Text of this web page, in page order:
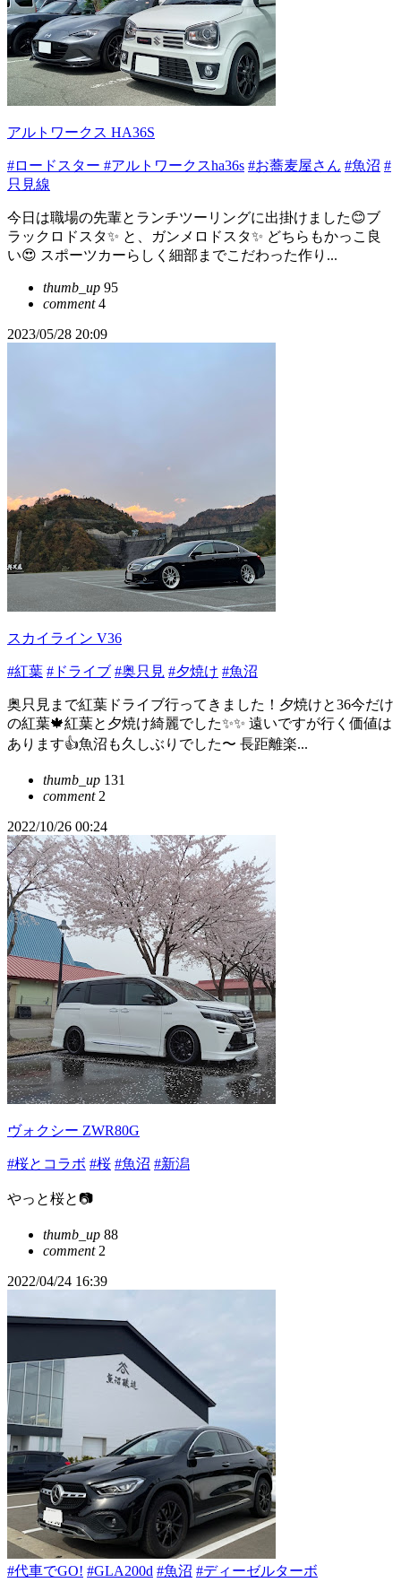
アルトワークス HA36S
#ロードスター #アルトワークスha36s #お蕎麦屋さん #魚沼 #
只見線
今日は職場の先輩とランチツーリングに出掛けました😊ブ
ラックロドスタ✨ と、ガンメロドスタ✨ どちらもかっこ良
い😍 スポーツカーらしく細部までこだわった作り...
thumb_up 95
comment4
2023/05/28 20:09
スカイライン V36
#紅葉 #ドライブ #奥只見 #夕焼け #魚沼
奥只見まで紅葉ドライブ行ってきました！夕焼けと36今だけ
の紅葉🍁紅葉と夕焼け綺麗でした✨✨ 遠いですが行く価値は
あります👍魚沼も久しぶりでした〜 長距離楽...
thumb_up 131
comment2
2022/10/26 00:24
ヴォクシー ZWR80G
#桜とコラボ #桜 #魚沼 #新潟
やっと桜と📷
thumb_up 88
comment2
2022/04/24 16:39
#代車でGO! #GLA200d #魚沼 #ディーゼルターボ